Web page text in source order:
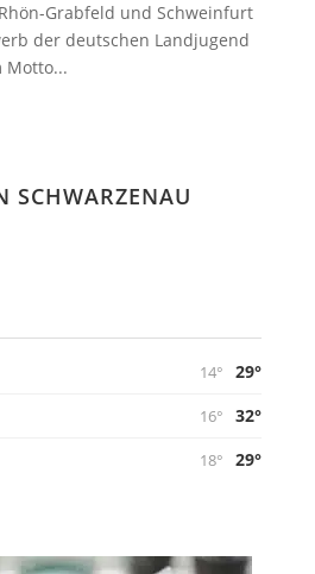
Grabfeld und Schweinfurt
der deutschen Landjugend
Motto...
SCHWARZENAU
14°
29°
16°
32°
18° 29°